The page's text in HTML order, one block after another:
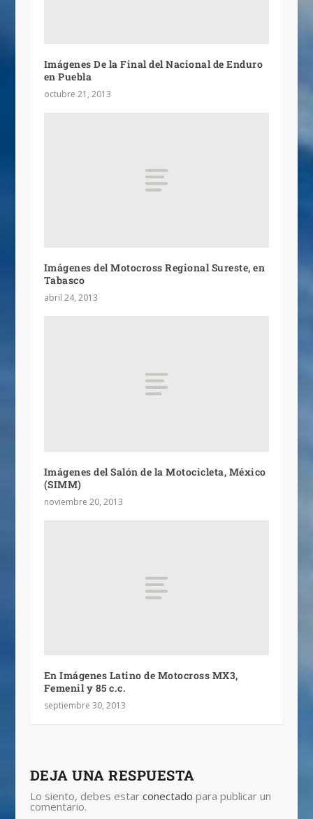
Imágenes De la Final del Nacional de Enduro
en Puebla
octubre 21, 2013
Imágenes del Motocross Regional Sureste, en
Tabasco
abril 24, 2013
Imágenes del Salón de la Motocicleta, México
(SIMM)
noviembre 20, 2013
En Imágenes Latino de Motocross MX3,
Femenil y 85 c.c.
septiembre 30, 2013
DEJA UNA RESPUESTA
Lo siento, debes estar conectado para publicar un
comentario.